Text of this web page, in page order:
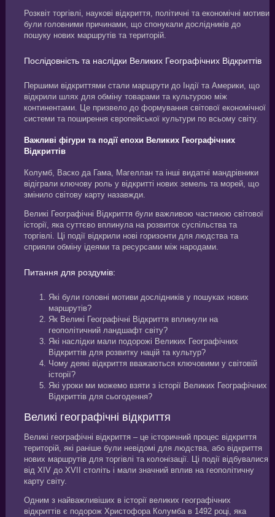
Розквіт торгівлі, наукові відкриття, політичні та економічні мотиви
були головними причинами, що спонукали дослідників до
пошуку нових маршрутів та територій.
Послідовність та наслідки Великих Географічних Відкриттів
Першими відкриттями стали маршрути до Індії та Америки, що
відкрили шлях для обміну товарами та культурою між
континентами. Це призвело до формування світової економічної
системи та поширення європейської культури по всьому світу.
Важливі фігури та події епохи Великих Географічних
Відкриттів
Колумб, Васко да Гама, Магеллан та інші видатні мандрівники
відіграли ключову роль у відкритті нових земель та морей, що
змінило світову карту назавжди.
Великі Географічні Відкриття були важливою частиною світової
історії, яка суттєво вплинула на розвиток суспільства та
торгівлі. Ці події відкрили нові горизонти для людства та
сприяли обміну ідеями та ресурсами між народами.
Питання для роздумів:
Які були головні мотиви дослідників у пошуках нових
маршрутів?
Як Великі Географічні Відкриття вплинули на
геополітичний ландшафт світу?
Які наслідки мали подорожі Великих Географічних
Відкриттів для розвитку націй та культур?
Чому деякі відкриття вважаються ключовими у світовій
історії?
Які уроки ми можемо взяти з історії Великих Географічних
Відкриттів для сьогодення?
Великі географічні відкриття
Великі географічні відкриття – це історичний процес відкриття
територій, які раніше були невідомі для людства, або відкриття
нових маршрутів для торгівлі та колонізації. Ці події відбувалися
від XIV до XVII століть і мали значний вплив на геополітичну
карту світу.
Одним з найважливіших в історії великих географічних
відкриттів є подорож Христофора Колумба в 1492 році, яка